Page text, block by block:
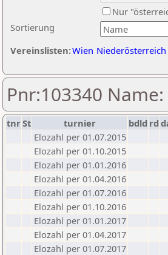
Sortierung
Nur
Vereinslisten:Wien Niederösterreich
Pnr:103340
tnrSt turnier bdld rd
Elozahl per 01.07.2015
Elozahl per 01.10.2015
Elozahl per 01.01.2016
Elozahl per 01.04.2016
Elozahl per 01.07.2016
Elozahl per 01.10.2016
Elozahl per 01.01.2017
Elozahl per 01.04.2017
Elozahl per 01.07.2017